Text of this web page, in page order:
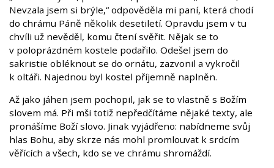
Nevzala jsem si brýle,“ odpověděla mi paní, která chodí
do chrámu Páně několik desetiletí. Opravdu jsem v tu
chvíli už nevěděl, komu čtení svěřit. Nějak se to
v poloprázdném kostele podařilo. Odešel jsem do
sakristie obléknout se do ornátu, zazvonil a vykročil
k oltáři. Najednou byl kostel příjemně naplněn.
Až jako jáhen jsem pochopil, jak se to vlastně s Božím
slovem má. Při mši totiž nepředčítáme nějaké texty, ale
pronášíme Boží slovo. Jinak vyjádřeno: nabídneme svůj
hlas Bohu, aby skrze nás mohl promlouvat k srdcím
věřících a všech, kdo se ve chrámu shromáždí.